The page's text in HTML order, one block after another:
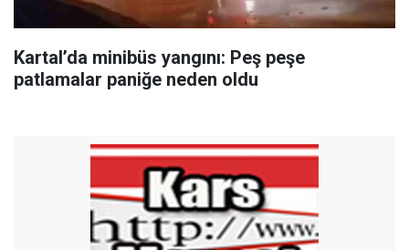
Kartal’da minibüs yangını: Peş peşe
patlamalar paniğe neden oldu